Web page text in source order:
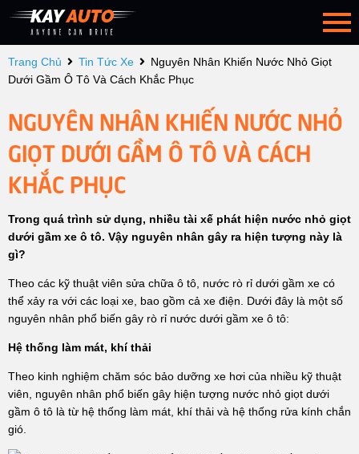
Trang Chủ Tin Tức Xe
Nguyên Nhân Khiến Nước Nhỏ Giọt
Dưới Gầm Ô Tô Và Cách Khắc Phục
NGUYÊN NHÂN KHIẾN NƯỚC NHỎ
GIỌT DƯỚI GẦM Ô TÔ VÀ CÁCH
KHẮC PHỤC
Trong quá trình sử dụng, nhiều tài xế phát hiện nước nhỏ giọt
dưới gầm xe ô tô. Vậy nguyên nhân gây ra hiện tượng này là
gì?
Theo các kỹ thuật viên sửa chữa ô tô, nước rò rỉ dưới gầm xe có
thể xảy ra với các loại xe, bao gồm cả xe điện. Dưới đây là một số
nguyên nhân phổ biến gây rò rỉ nước dưới gầm xe ô tô:
Hệ thống làm mát, khí thải
Theo kinh nghiệm chăm sóc bảo dưỡng xe hơi của nhiều kỹ thuật
viên, nguyên nhân phổ biến gây hiện tượng nước nhỏ giọt dưới
gầm ô tô là từ hệ thống làm mát, khí thải và hệ thống rửa kính chắn
gió.